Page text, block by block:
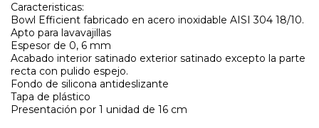
Caracteristicas:
Bowl Efficient fabricado en acero inoxidable AISI 304 18/10.
Apto para lavavajillas
Espesor de 0, 6 mm
Acabado interior satinado exterior satinado excepto la parte
recta con pulido espejo.
Fondo de silicona antideslizante
Tapa de plástico
Presentación por 1 unidad de 16 cm